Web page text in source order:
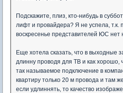
Подскажите, плиз, кто-нибудь в
лифт и провайдера? Я не успела, т.к.
воскресенье представителей ЮС нет
Еще хотела сказать, что в выходные
длинну проводя для ТВ и как хорошо,
так называемое подключение в
квартиру только 20 м провода и там
если удлиннять, то качество